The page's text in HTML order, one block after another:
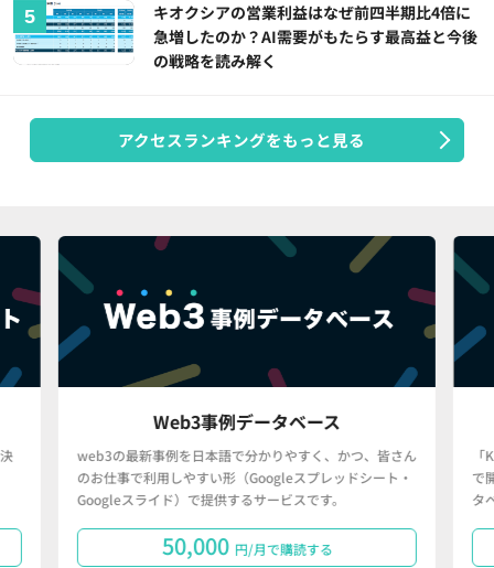
キオクシアの営業利益はなぜ前四半期比4倍に
急増したのか？AI需要がもたらす最高益と今後
の戦略を読み解く
アクセスランキングをもっと見る
Web3事例データベース
web3の最新事例を日本語で分かりやすく、かつ、皆さん
のお仕事で利用しやすい形（Googleスプレッドシート・
Googleスライド）で提供するサービスです。
50,000 円/月で購読する
で
タ